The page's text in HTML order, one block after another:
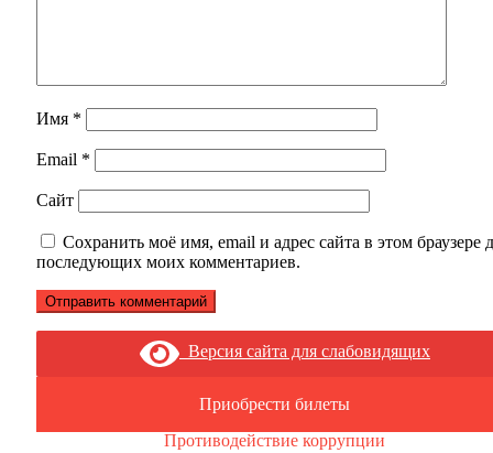
Имя *
Email *
Сайт
Сохранить моё имя, email и адрес сайта в этом браузере
последующих моих комментариев.
Версия сайта для слабовидящих
Приобрести билеты
Противодействие коррупции